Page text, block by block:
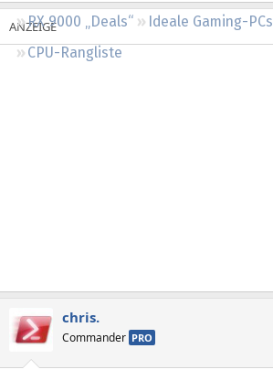
RX 9000 „Deals“
Ideale Gaming-PCs
CPU-Rangliste
chris.
Commander PRO